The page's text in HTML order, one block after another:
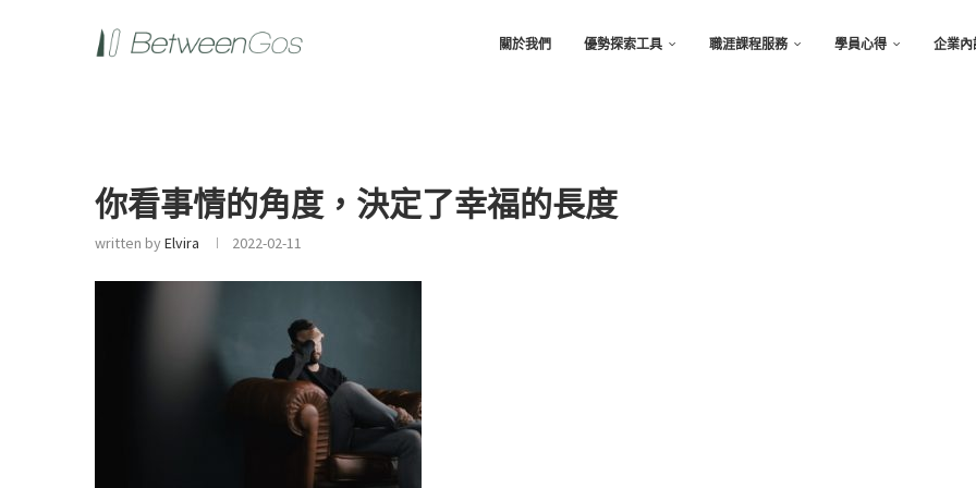
關於我們 優勢探索工具 職涯課程服務 學員心得 企業內
你看事情的角度，決定了幸福的長度
written byElvira 2022-02-11